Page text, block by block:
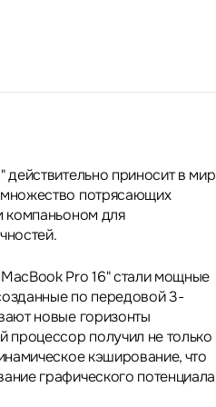
приносит в мир
потрясающих
компаньоном для
Pro 16" стали мощные
по передовой 3-
новые горизонты
процессор получил не только
кэширование, что
графического потенциала